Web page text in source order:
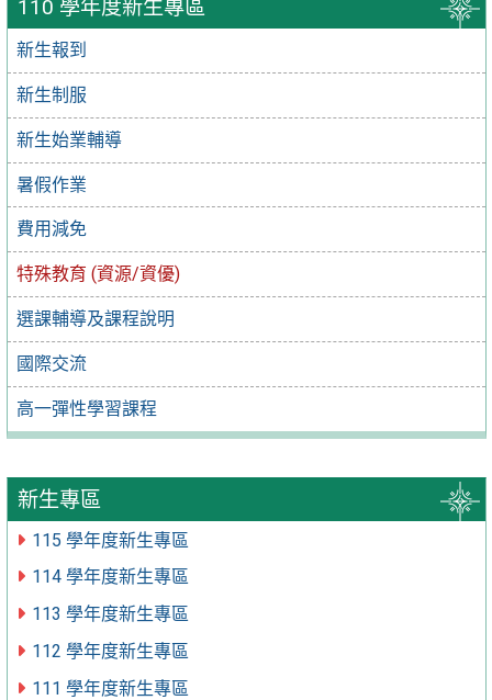
110 學年度新生專區
新生報到
新生制服
新生始業輔導
暑假作業
費用減免
特殊教育 (資源/資優)
選課輔導及課程說明
國際交流
高一彈性學習課程
新生專區
115 學年度新生專區
114 學年度新生專區
113 學年度新生專區
112 學年度新生專區
111 學年度新生專區